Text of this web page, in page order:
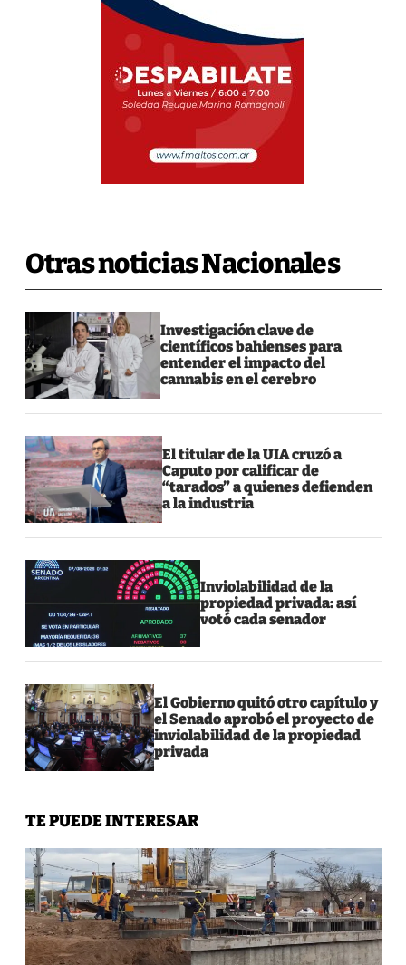
Otras noticias Nacionales
Investigación clave de
científicos bahienses para
entender el impacto del
cannabis en el cerebro
El titular de la UIA cruzó a
Caputo por calificar de
“tarados” a quienes defienden
a la industria
Inviolabilidad de la
propiedad privada: así
votó cada senador
El Gobierno quitó otro capítulo y
el Senado aprobó el proyecto de
inviolabilidad de la propiedad
privada
TE PUEDE INTERESAR